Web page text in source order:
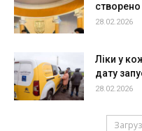
28.02.2026
Ліки у
дату
28.02.2026